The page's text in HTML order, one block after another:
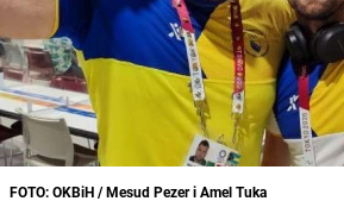
FOTO: OKBiH / Mesud Pezer i Amel Tuka